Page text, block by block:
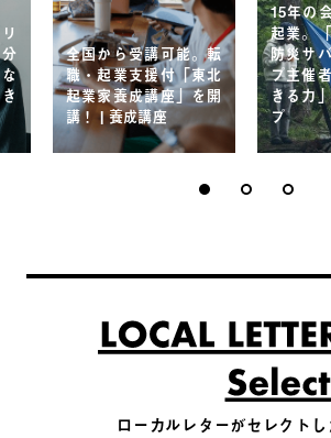
全国から受講可能。転
職・起業支援付「東北
起業家養成講座」を開
講！ | 養成講座
15年の
起業。
防災サ
プ主催
きる力
プ
ローカルレターがセレクト